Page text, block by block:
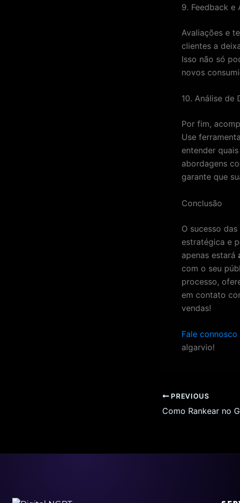
9. Feedback e
Avaliações e
clientes a
Isso não só
novos
10. Análise de
Por fim,
Use
entender
abordagens
garante que
Conclusão
O sucesso
estratégica e
apenas estará
com o seu
processo,
em contato
vendas!
Fale connosco
algarvio!
PREVIOUS